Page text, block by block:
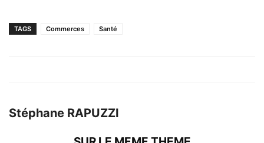
TAGS Commerces Santé
Stéphane RAPUZZI